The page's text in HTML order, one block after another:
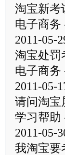
淘宝新考
电子商务
2011-05-
淘宝处罚
电子商务
2011-05-
请问淘宝
学习帮助
2011-05-
我淘宝要